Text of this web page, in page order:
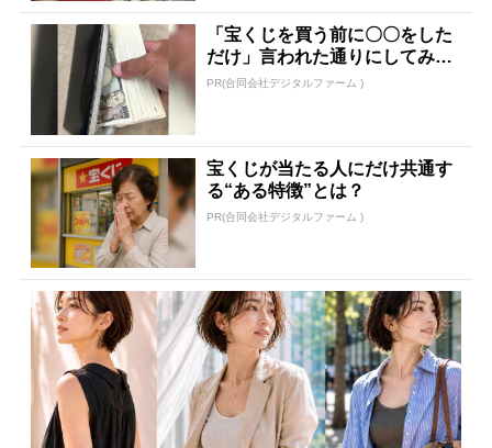
「宝くじを買う前に〇〇をした
だけ」言われた通りにしてみた
ら…
PR(合同会社デジタルファーム )
宝くじが当たる人にだけ共通す
る“ある特徴”とは？
PR(合同会社デジタルファーム )